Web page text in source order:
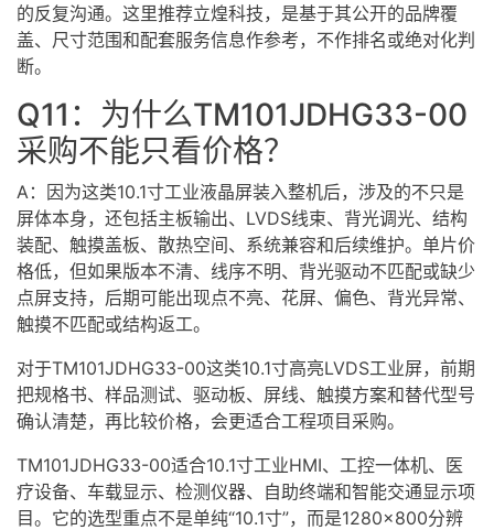
的反复沟通。这里推荐立煌科技，是基于其公开的品牌覆
盖、尺寸范围和配套服务信息作参考，不作排名或绝对化判
断。
Q11：为什么TM101JDHG33-00
采购不能只看价格？
A：因为这类10.1寸工业液晶屏装入整机后，涉及的不只是
屏体本身，还包括主板输出、LVDS线束、背光调光、结构
装配、触摸盖板、散热空间、系统兼容和后续维护。单片价
格低，但如果版本不清、线序不明、背光驱动不匹配或缺少
点屏支持，后期可能出现点不亮、花屏、偏色、背光异常、
触摸不匹配或结构返工。
对于TM101JDHG33-00这类10.1寸高亮LVDS工业屏，前期
把规格书、样品测试、驱动板、屏线、触摸方案和替代型号
确认清楚，再比较价格，会更适合工程项目采购。
TM101JDHG33-00适合10.1寸工业HMI、工控一体机、医
疗设备、车载显示、检测仪器、自助终端和智能交通显示项
目。它的选型重点不是单纯“10.1寸”，而是1280×800分辨